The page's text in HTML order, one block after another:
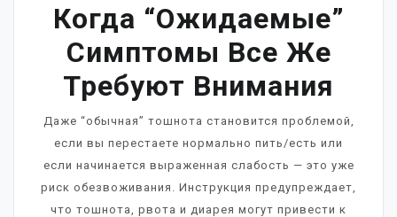
Когда “ожидаемые”
Симптомы Все Же
Требуют Внимания
Даже “обычная” тошнота становится проблемой,
если вы перестаете нормально пить/есть или
если начинается выраженная слабость — это уже
риск обезвоживания. Инструкция предупреждает,
что тошнота, рвота и диарея могут привести к